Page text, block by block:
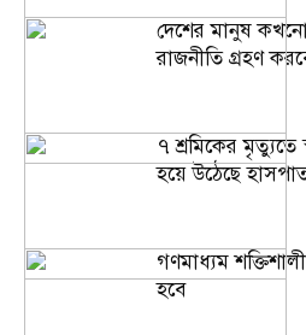
দেশের মানুষ
রাজনীতি গ্রহণ
৭ শ্রমিকের মৃত্যুতে
হয়ে উঠেছে
গণমাধ্যম
হবে